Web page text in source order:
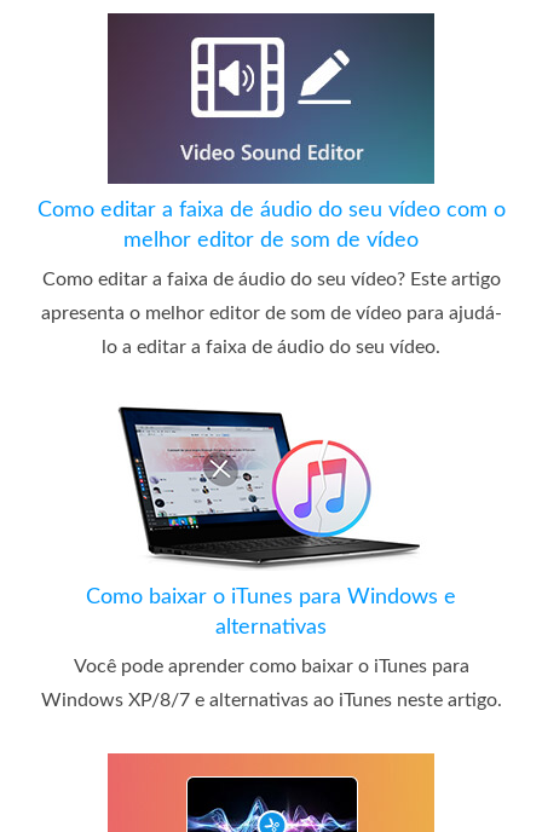
Como editar a faixa de áudio do seu vídeo com o
melhor editor de som de vídeo
Como editar a faixa de áudio do seu vídeo? Este artigo
apresenta o melhor editor de som de vídeo para ajudá-
lo a editar a faixa de áudio do seu vídeo.
Como baixar o iTunes para Windows e
alternativas
Você pode aprender como baixar o iTunes para
Windows XP/8/7 e alternativas ao iTunes neste artigo.